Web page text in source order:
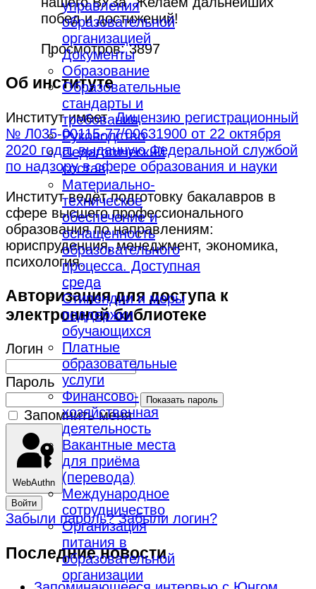
управления
образовательной
организацией
Документы
Образование
Образовательные
стандарты и
требования
Руководство
Педагогический
состав
Материально-
техническое
обеспечение и
оснащенность
образовательного
процесса. Доступная
среда
Стипендии и меры
поддержки
обучающихся
Платные
образовательные
услуги
Финансово-
хозяйственная
деятельность
Вакантные места
для приёма
(перевода)
Международное
сотрудничество
Организация
питания в
образовательной
организации
побед и достижений!
Просмотров: 3897
Об институте
Институт имеет Лицензию регистрационный
№ Л035-00115-77/00631900 от 22 октября
2020 года, выданную Федеральной службой
по надзору в сфере образования и науки
Институт ведёт подготовку бакалавров в
сфере высшего профессионального
образования по направлениям:
юриспруденция, менеджмент, экономика,
психология.
Авторизация для доступа к
электронной библиотеке
Логин
Пароль
Показать пароль
Запомнить меня
WebAuthn
Войти
Забыли пароль?Забыли логин?
Последние новости